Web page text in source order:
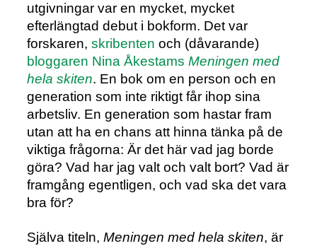
utgivningar var en mycket, mycket
efterlängtad debut i bokform. Det var
forskaren, skribenten och (dåvarande)
bloggaren Nina Åkestams Meningen med
hela skiten. En bok om en person och en
generation som inte riktigt får ihop sina
arbetsliv. En generation som hastar fram
utan att ha en chans att hinna tänka på de
viktiga frågorna: Är det här vad jag borde
göra? Vad har jag valt och valt bort? Vad är
framgång egentligen, och vad ska det vara
bra för?
Själva titeln, Meningen med hela skiten, är